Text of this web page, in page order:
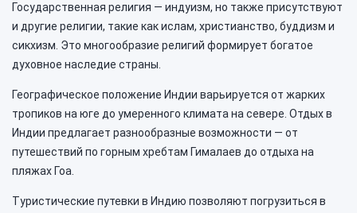
Государственная религия — индуизм, но также присутствуют
и другие религии, такие как ислам, христианство, буддизм и
сикхизм. Это многообразие религий формирует богатое
духовное наследие страны.
Географическое положение Индии варьируется от жарких
тропиков на юге до умеренного климата на севере. Отдых в
Индии предлагает разнообразные возможности — от
путешествий по горным хребтам Гималаев до отдыха на
пляжах Гоа.
Туристические путевки в Индию позволяют погрузиться в